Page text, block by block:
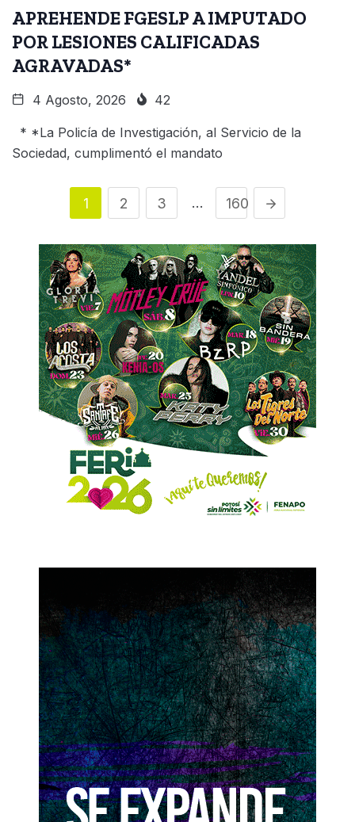
APREHENDE FGESLP A IMPUTADO
POR LESIONES CALIFICADAS
AGRAVADAS*
4 Agosto, 2026 42
* *La Policía de Investigación, al Servicio de la
Sociedad, cumplimentó el mandato
1 2 3 … 160